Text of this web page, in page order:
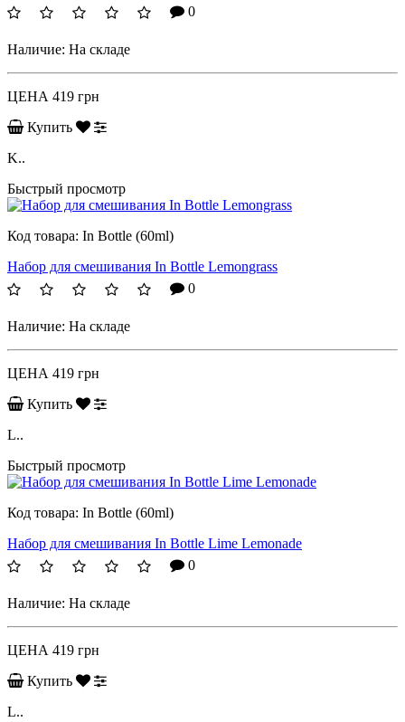
0
Наличие: На складе
ЦЕНА 419 грн
Купить
K..
Быстрый просмотр
Код товара: In Bottle (60ml)
Набор для смешивания In Bottle Lemongrass
0
Наличие: На складе
ЦЕНА 419 грн
Купить
L..
Быстрый просмотр
Код товара: In Bottle (60ml)
Набор для смешивания In Bottle Lime Lemonade
0
Наличие: На складе
ЦЕНА 419 грн
Купить
L..